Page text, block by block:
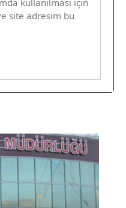
kullanılması için
site adresim bu